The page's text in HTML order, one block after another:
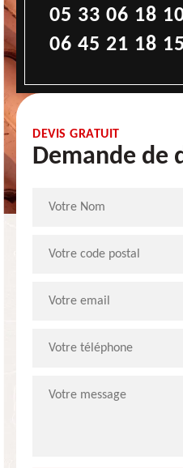
05 33 06 18
06 45 21 18 15
DEVIS GRATUIT
Demande de